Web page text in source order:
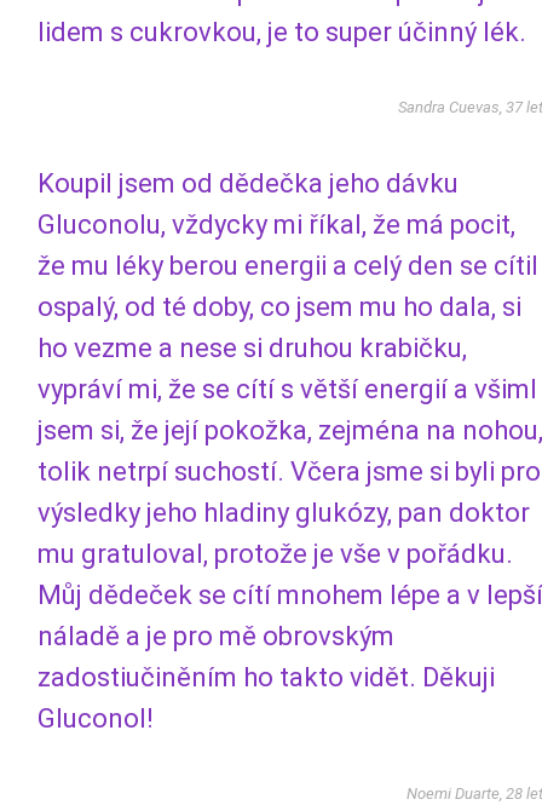
lidem s cukrovkou, je to super účinný lék.
Sandra Cuevas, 37 let
Koupil jsem od dědečka jeho dávku
Gluconolu, vždycky mi říkal, že má pocit,
že mu léky berou energii a celý den se cítil
ospalý, od té doby, co jsem mu ho dala, si
ho vezme a nese si druhou krabičku,
vypráví mi, že se cítí s větší energií a všiml
jsem si, že její pokožka, zejména na nohou,
tolik netrpí suchostí. Včera jsme si byli pro
výsledky jeho hladiny glukózy, pan doktor
mu gratuloval, protože je vše v pořádku.
Můj dědeček se cítí mnohem lépe a v lepší
náladě a je pro mě obrovským
zadostiučiněním ho takto vidět. Děkuji
Gluconol!
Noemi Duarte, 28 let